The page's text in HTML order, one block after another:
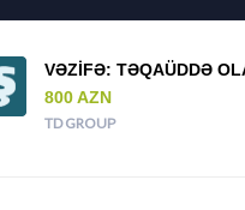
VƏZIFƏ: TƏQAÜDDƏ
800 AZN
TD GROUP